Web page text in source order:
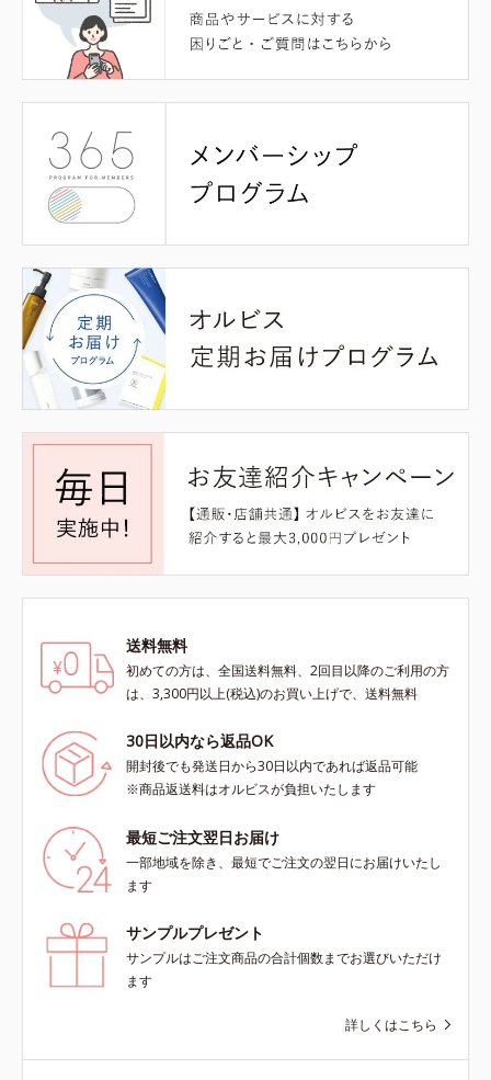
送料無料
初めての方は、全国送料無料、2回目以降のご利用の方
は、3,300円以上(税込)のお買い上げで、送料無料
30日以内なら返品OK
開封後でも発送日から30日以内であれば返品可能
※商品返送料はオルビスが負担いたします
最短ご注文翌日お届け
一部地域を除き、最短でご注文の翌日にお届けいたし
ます
サンプルプレゼント
サンプルはご注文商品の合計個数までお選びいただけ
ます
詳しくはこちら